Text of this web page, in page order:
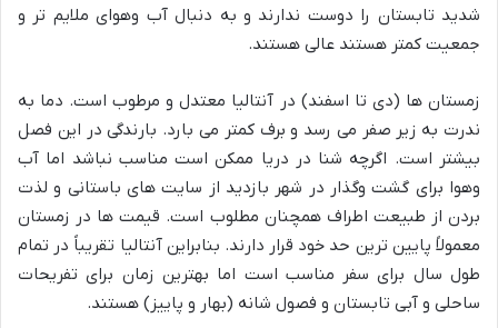
شدید تابستان را دوست ندارند و به دنبال آب وهوای ملایم تر و
جمعیت کمتر هستند عالی هستند.
زمستان ها (دی تا اسفند) در آنتالیا معتدل و مرطوب است. دما به
ندرت به زیر صفر می رسد و برف کمتر می بارد. بارندگی در این فصل
بیشتر است. اگرچه شنا در دریا ممکن است مناسب نباشد اما آب
وهوا برای گشت وگذار در شهر بازدید از سایت های باستانی و لذت
بردن از طبیعت اطراف همچنان مطلوب است. قیمت ها در زمستان
معمولاً پایین ترین حد خود قرار دارند. بنابراین آنتالیا تقریباً در تمام
طول سال برای سفر مناسب است اما بهترین زمان برای تفریحات
ساحلی و آبی تابستان و فصول شانه (بهار و پاییز) هستند.